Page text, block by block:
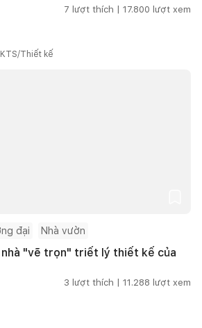
7 lượt thích | 17.800 lượt xem
Thiết kế
đại Nhà vườn
nhà "vẽ trọn" triết lý thiết kế của
3 lượt thích | 11.288 lượt xem